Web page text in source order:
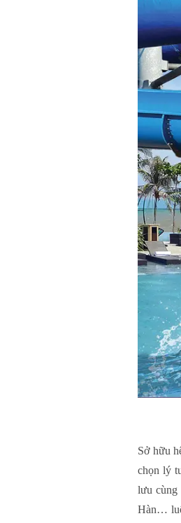
Sở hữu
chọn lý
lưu cùng
Hàn…